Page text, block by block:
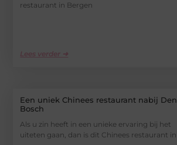
restaurant in Bergen
Lees verder ➜
Een uniek Chinees restaurant nabij Den
Bosch
Als u zin heeft in een unieke ervaring bij het
uiteten gaan, dan is dit Chinees restaurant in